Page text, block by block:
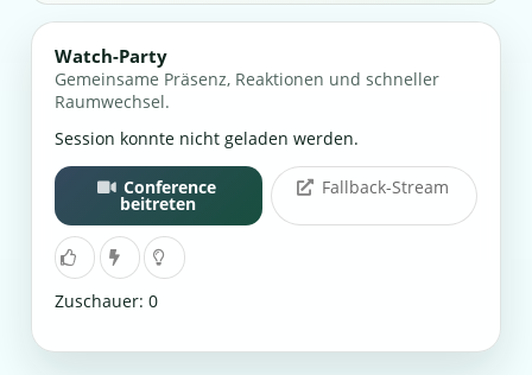
Watch-Party
Gemeinsame Präsenz, Reaktionen und schneller
Raumwechsel.
Session konnte nicht geladen werden.
Conference
beitreten
Fallback-Stream
Zuschauer: 0